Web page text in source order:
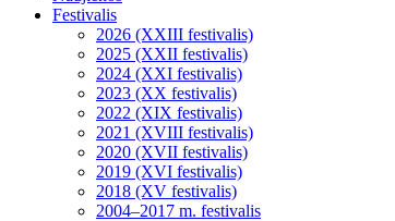
Festivalis
2026 (XXIII festivalis)
2025 (XXII festivalis)
2024 (XXI festivalis)
2023 (XX festivalis)
2022 (XIX festivalis)
2021 (XVIII festivalis)
2020 (XVII festivalis)
2019 (XVI festivalis)
2018 (XV festivalis)
2004–2017 m. festivalis